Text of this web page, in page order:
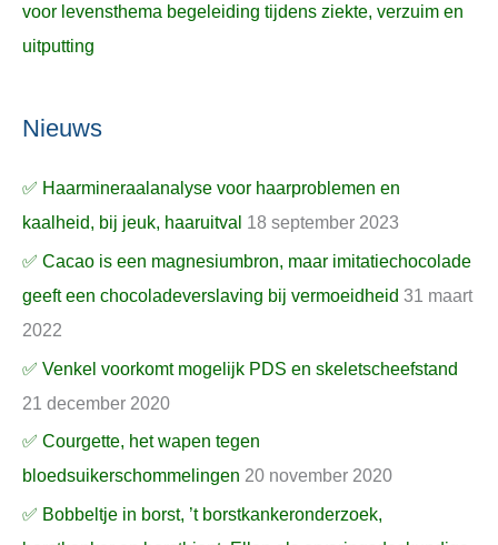
voor levensthema begeleiding tijdens ziekte, verzuim en
uitputting
Nieuws
✅ Haarmineraalanalyse voor haarproblemen en
kaalheid, bij jeuk, haaruitval 18 september 2023
✅ Cacao is een magnesiumbron, maar imitatiechocolade
geeft een chocoladeverslaving bij vermoeidheid 31 maart
2022
✅ Venkel voorkomt mogelijk PDS en skeletscheefstand
21 december 2020
✅ Courgette, het wapen tegen
bloedsuikerschommelingen 20 november 2020
✅ Bobbeltje in borst, ’t borstkankeronderzoek,